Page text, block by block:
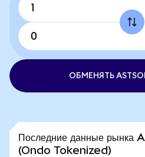
ОБМЕНЯТЬ
Последние данные
(Ondo Tokenized)